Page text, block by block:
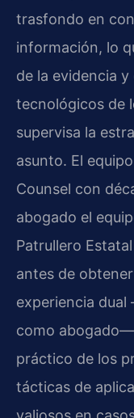
trasfondo en
información, lo
de la evidencia
tecnológicos de
supervisa la
asunto. El
Counsel con
abogado el
Patrullero
antes de
experiencia
como
práctico de los
tácticas de